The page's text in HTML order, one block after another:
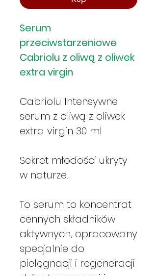
Serum
przeciwstarzeniowe
Cabriolu z oliwą z oliwek
extra virgin
Cabriolu Intensywne
serum z oliwą z oliwek
extra virgin 30 ml
Sekret młodości ukryty
w naturze.
To serum to koncentrat
cennych składników
aktywnych, opracowany
specjalnie do
pielęgnacji i regeneracji